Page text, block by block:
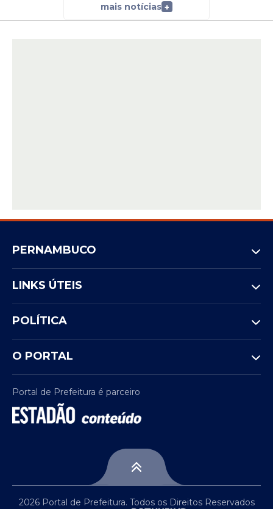
mais notícias +
PERNAMBUCO
LINKS ÚTEIS
POLÍTICA
O PORTAL
Portal de Prefeitura é parceiro
2026 Portal de Prefeitura. Todos os Direitos Reservados